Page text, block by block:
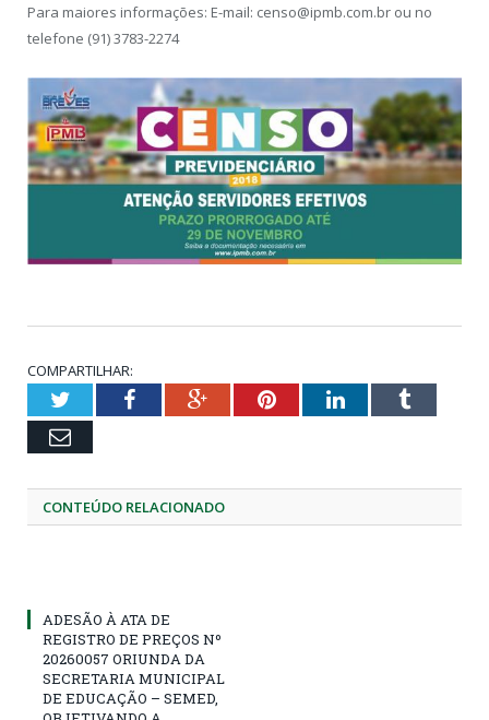
Para maiores informações: E-mail: censo@ipmb.com.br ou no
telefone (91) 3783-2274
COMPARTILHAR:
TwitterFacebookGoogle+PinterestLinkedInTumblr
Email
CONTEÚDO RELACIONADO
ADESÃO À ATA DE
REGISTRO DE PREÇOS Nº
20260057 ORIUNDA DA
SECRETARIA MUNICIPAL
DE EDUCAÇÃO – SEMED,